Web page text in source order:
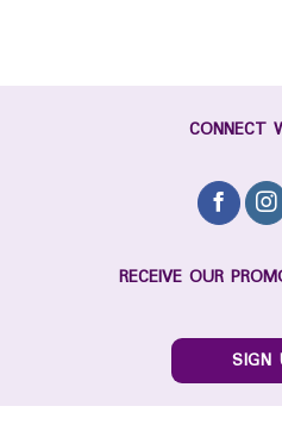
CONNECT
RECEIVE OUR
SIGN